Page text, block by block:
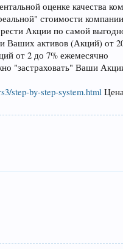
оценке качества
стоимости
Акции по самой
Ваших активов (Акций) от
от 2 до 7% ежемесячно
"застраховать" Ваши
step-by-step-system.html